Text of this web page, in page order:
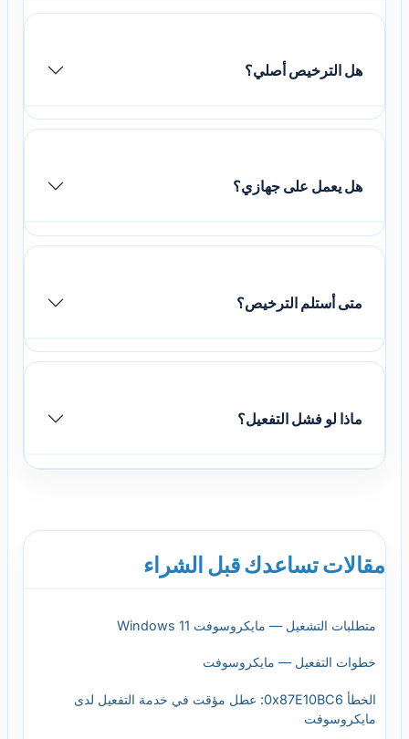
هل الترخيص أصلي؟
هل يعمل على جهازي؟
متى أستلم الترخيص؟
ماذا لو فشل التفعيل؟
مقالات تساعدك قبل الشراء
متطلبات التشغيل — مايكروسوفت Windows 11
خطوات التفعيل — مايكروسوفت
الخطأ 0x87E10BC6: عطل مؤقت في خدمة التفعيل لدى
مايكروسوفت